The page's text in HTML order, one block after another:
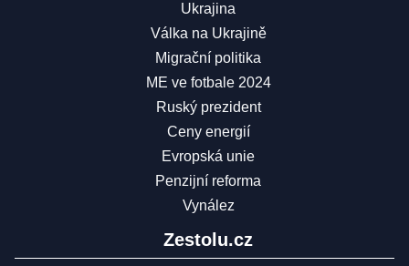
Ukrajina
Válka na Ukrajině
Migrační politika
ME ve fotbale 2024
Ruský prezident
Ceny energií
Evropská unie
Penzijní reforma
Vynález
Zestolu.cz